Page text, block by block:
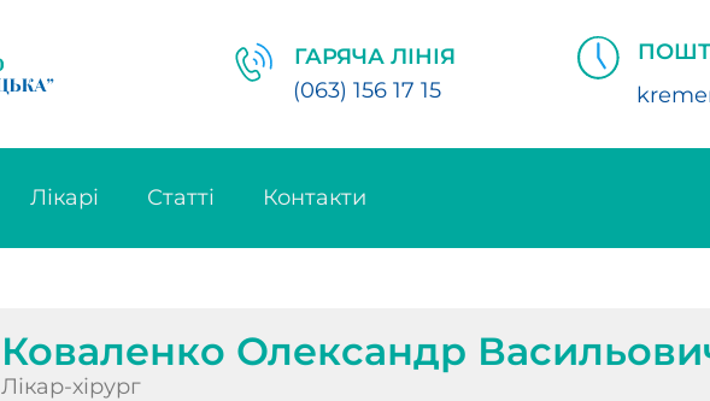
ГАРЯЧА ЛІНІЯ
(063) 156 17 15
Лікарі Статті Контакти
Коваленко Олександр
Лікар-хірург